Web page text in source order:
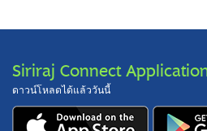
Siriraj Connect
ดาวน์โหลดได้แล้ววันนี้